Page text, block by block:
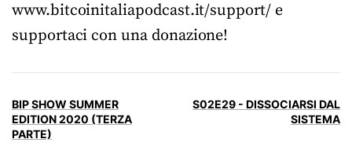
www.bitcoinitaliapodcast.it/support/ e
supportaci con una donazione!
BIP SHOW SUMMER
EDITION 2020 (TERZA
PARTE)
S02E29 - DISSOCIARSI DAL
SISTEMA